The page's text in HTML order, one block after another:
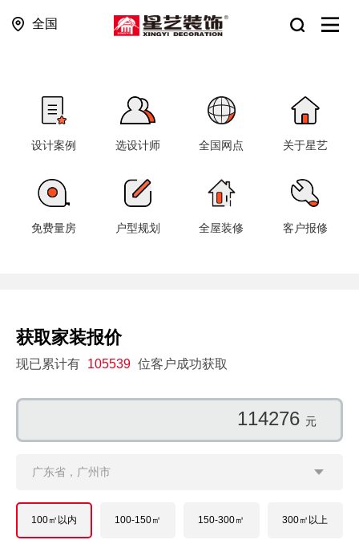
全国
设计案例 选设计师 全国网点 关于星艺
免费量房 户型规划 全屋装修 客户报修
获取家装报价
现已累计有 105539 位客户成功获取
114276 元
广东省，广州市
100㎡以内 100-150㎡ 150-300㎡ 300㎡以上